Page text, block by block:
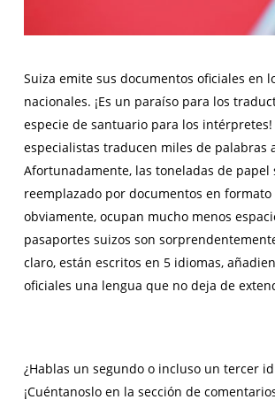
Suiza emite sus documentos oficiales en
nacionales. ¡Es un paraíso para los
especie de santuario para los
especialistas traducen miles de palabras
Afortunadamente, las toneladas de papel
reemplazado por documentos en
obviamente, ocupan mucho menos
pasaportes suizos son
claro, están escritos en 5 idiomas,
oficiales una lengua que no deja de
¿Hablas un segundo o incluso un tercer
¡Cuéntanoslo en la sección de